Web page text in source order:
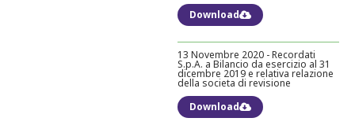
Download
13 Novembre 2020 - Recordati
S.p.A. a Bilancio da esercizio al 31
dicembre 2019 e relativa relazione
della societa di revisione
Download